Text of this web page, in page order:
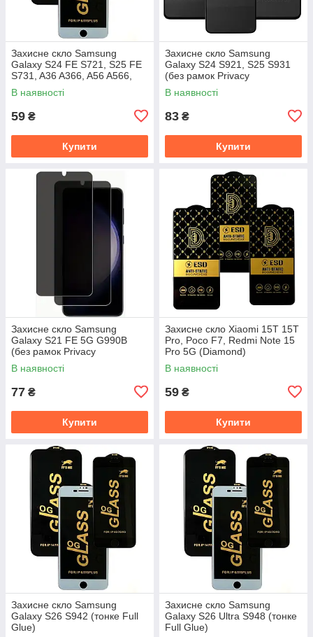
Захисне скло Samsung
Galaxy S24 FE S721, S25 FE
S731, A36 A366, A56 A566,
M56 M566 (Full Glue)
В наявності
59 ₴
Купити
Захисне скло Samsung
Galaxy S24 S921, S25 S931
(без рамок Privacy
антишпигун)
В наявності
83 ₴
Купити
Захисне скло Samsung
Galaxy S21 FE 5G G990B
(без рамок Privacy
антишпигун)
В наявності
77 ₴
Купити
Захисне скло Xiaomi 15T 15T
Pro, Poco F7, Redmi Note 15
Pro 5G (Diamond)
В наявності
59 ₴
Купити
Захисне скло Samsung
Galaxy S26 S942 (тонке Full
Glue)
Захисне скло Samsung
Galaxy S26 Ultra S948 (тонке
Full Glue)